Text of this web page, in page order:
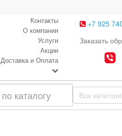
Контакты
О компании
Услуги
Акции
Доставка и Оплата
+7 925
Заказать
Все